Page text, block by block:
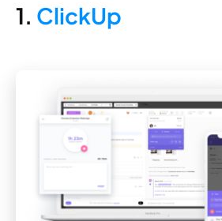
1. ClickUp